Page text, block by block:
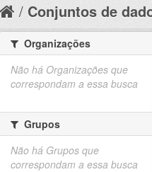
Conjuntos de
Organizações
Não há Organizações que
correspondam a essa busca
Grupos
Não há Grupos que
correspondam a essa busca